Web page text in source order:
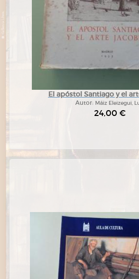
El apóstol Santiago y el
Autor: Máiz Eleizegui,
24,00 €